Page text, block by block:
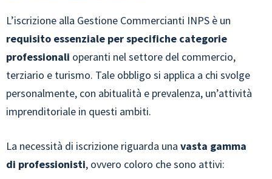
L’iscrizione alla Gestione Commercianti INPS è un
requisito essenziale per specifiche categorie
professionali operanti nel settore del commercio,
terziario e turismo. Tale obbligo si applica a chi svolge
personalmente, con abitualità e prevalenza, un’attività
imprenditoriale in questi ambiti.
La necessità di iscrizione riguarda una vasta gamma
di professionisti, ovvero coloro che sono attivi: